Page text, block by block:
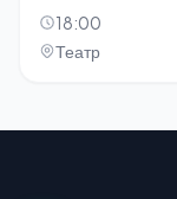
18:00
Театр